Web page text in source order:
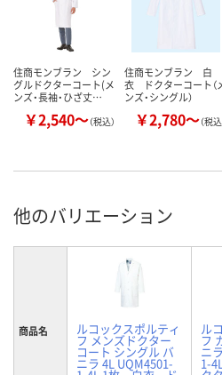
住商モンブラン シン
グルドクターコート(メ
ンズ・長袖・ひざ丈…
￥2,540～（税込）
住商モンブラン 白
衣 ドクターコート（
ンズ・シングル）
￥2,780～（税込
他のバリエーション
商品名 ルコックスポルティ
フ メンズドクター
コート シングル バ
ニラ 4L UQM4501-
ル
フ
ニ
1-